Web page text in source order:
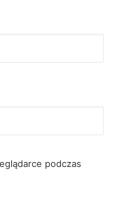
podczas